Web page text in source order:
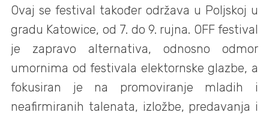
Ovaj se festival također održava u Poljskoj u
gradu Katowice, od 7. do 9. rujna. OFF festival
je zapravo alternativa, odnosno odmor
umornima od festivala elektornske glazbe, a
fokusiran je na promoviranje mladih i
neafirmiranih talenata, izložbe, predavanja i